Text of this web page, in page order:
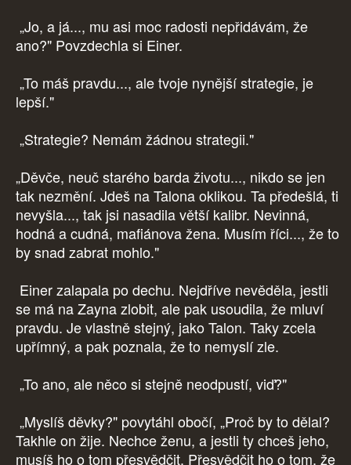
„Jo, a já..., mu asi moc radosti nepřidávám, že
ano?" Povzdechla si Einer.
„To máš pravdu..., ale tvoje nynější strategie, je
lepší."
„Strategie? Nemám žádnou strategii."
„Děvče, neuč starého barda životu..., nikdo se jen
tak nezmění. Jdeš na Talona oklikou. Ta předešlá, ti
nevyšla..., tak jsi nasadila větší kalibr. Nevinná,
hodná a cudná, mafiánova žena. Musím říci..., že to
by snad zabrat mohlo."
Einer zalapala po dechu. Nejdříve nevěděla, jestli
se má na Zayna zlobit, ale pak usoudila, že mluví
pravdu. Je vlastně stejný, jako Talon. Taky zcela
upřímný, a pak poznala, že to nemyslí zle.
„To ano, ale něco si stejně neodpustí, viď?"
„Myslíš děvky?" povytáhl obočí, „Proč by to dělal?
Takhle on žije. Nechce ženu, a jestli ty chceš jeho,
musíš ho o tom přesvědčit. Přesvědčit ho o tom, že